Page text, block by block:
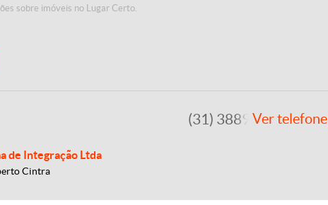
sobre imóveis no Lugar Certo.
de Integração Ltda
Cintra
(31) 3889-4765Ver telefone